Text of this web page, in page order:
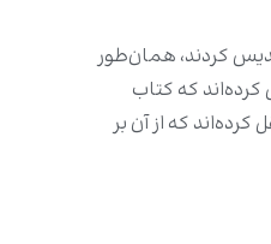
کردند، همان‌طور
که کتاب
که از آن بر